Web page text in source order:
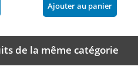
Ajouter au panier
de la même catégorie